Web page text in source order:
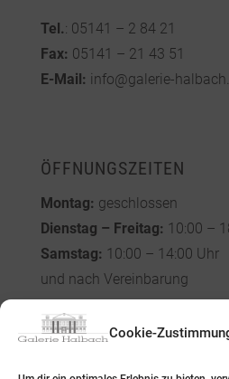
Cookie-
Tel.: 05141 – 2 84 21
Fax: 05141 – 21 43 51
E-Mail: info@galerie-
ÖFFNUNGSZEITEN
Montag: geschlossen
Dienstag – Freitag: 10:00 –
Samstag: 10:00 – 14:00 Uhr
und nach Vereinbarung